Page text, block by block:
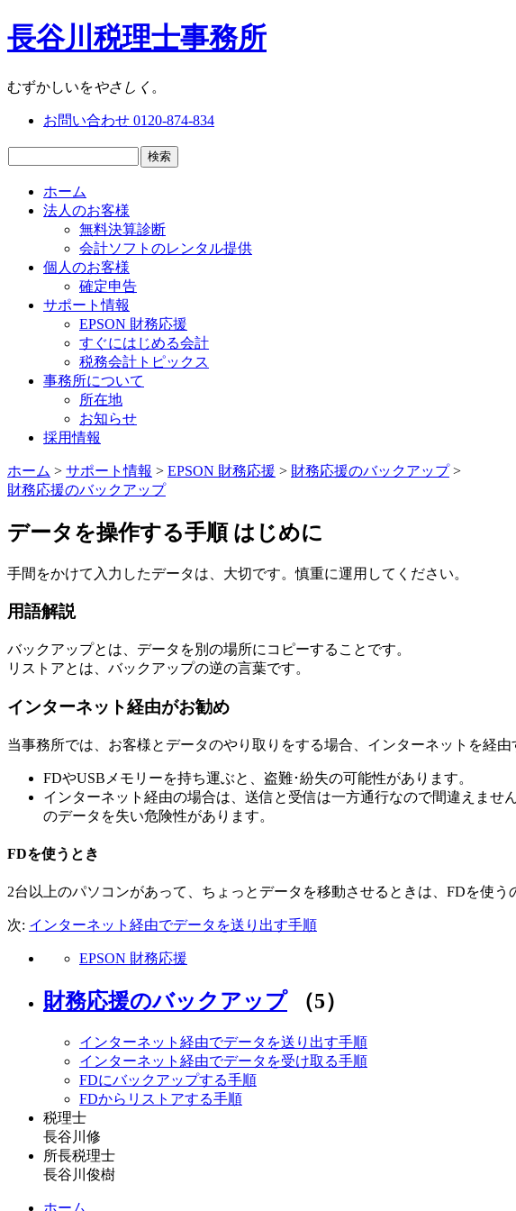
長谷川税理士事務所
むずかしいをやさしく 。
お問い合わせ 0120-874-834
ホーム
法人のお客様
無料決算診断
会計ソフトのレンタル提供
個人のお客様
確定申告
サポート情報
EPSON 財務応援
すぐにはじめる会計
税務会計トピックス
事務所について
所在地
お知らせ
採用情報
ホーム > サポート情報 > EPSON 財務応援 > 財務応援のバックアップ>
財務応援のバックアップ
データを操作する手順 はじめに
手間をかけて入力したデータは、大切です。慎重に運用してください。
用語解説
バックアップとは、データを別の場所にコピーすることです。
リストアとは、バックアップの逆の言葉です。
インターネット経由がお勧め
当事務所では、お客様とデータのやり取りをする場合、インターネットを経
FDやUSBメモリーを持ち運ぶと、盗難･紛失の可能性があります。
インターネット経由の場合は、送信と受信は一方通行なので間違えま
のデータを失い危険性があります。
FDを使うとき
2台以上のパソコンがあって、ちょっとデータを移動させるときは、FDを使う
次: インターネット経由でデータを送り出す手順
EPSON 財務応援
財務応援のバックアップ（5）
インターネット経由でデータを送り出す手順
インターネット経由でデータを受け取る手順
FDにバックアップする手順
FDからリストアする手順
税理士
長谷川修
所長税理士
長谷川俊樹
ホーム